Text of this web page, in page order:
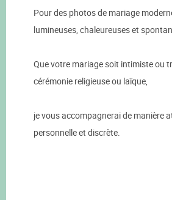
Pour des photos de mariage
lumineuses, chaleureuses et
Que votre mariage soit intimiste ou
cérémonie religieuse ou laïque,
je vous accompagnerai de manière
personnelle et discrète.